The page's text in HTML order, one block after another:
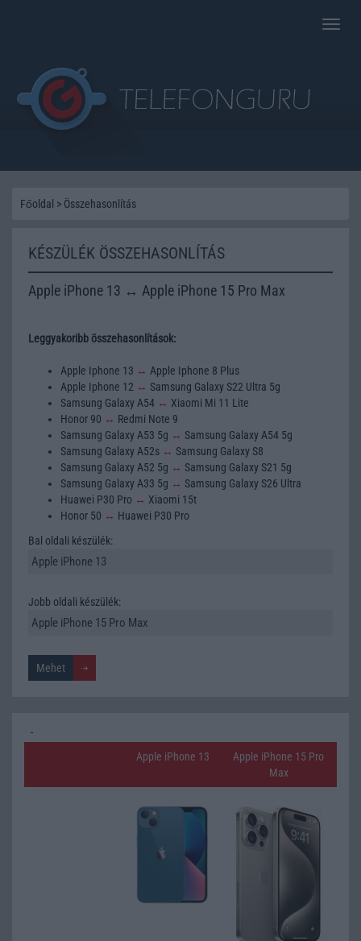
Toggle
Főoldal > Összehasonlítás
KÉSZÜLÉK ÖSSZEHASONLÍTÁS
Apple iPhone 13 ↔ Apple iPhone 15 Pro Max
Leggyakoribb összehasonlítások:
Apple Iphone 13 ↔ Apple Iphone 8 Plus
Apple Iphone 12 ↔ Samsung Galaxy S22 Ultra 5g
Samsung Galaxy A54 ↔ Xiaomi Mi 11 Lite
Honor 90 ↔ Redmi Note 9
Samsung Galaxy A53 5g ↔ Samsung Galaxy A54 5g
Samsung Galaxy A52s ↔ Samsung Galaxy S8
Samsung Galaxy A52 5g ↔ Samsung Galaxy S21 5g
Samsung Galaxy A33 5g ↔ Samsung Galaxy S26 Ultra
Huawei P30 Pro ↔ Xiaomi 15t
Honor 50 ↔ Huawei P30 Pro
Bal oldali készülék:
Jobb oldali készülék:
Apple iPhone 13
Apple iPhone 15 Pro
Max